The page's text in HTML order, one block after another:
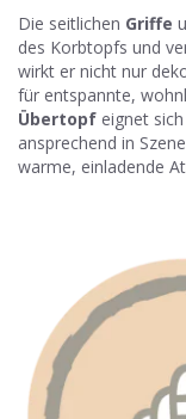
Die seitlichen Griffe
des Korbtopfs und
wirkt er nicht nur
für entspannte,
Übertopf eignet
ansprechend in
warme, einladende